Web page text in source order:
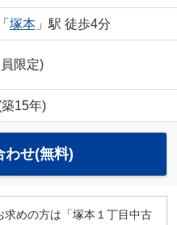
「 塚本」駅 徒歩4分
限定)
15年)
わせ(無料)
めの方は「塚本１丁目中古